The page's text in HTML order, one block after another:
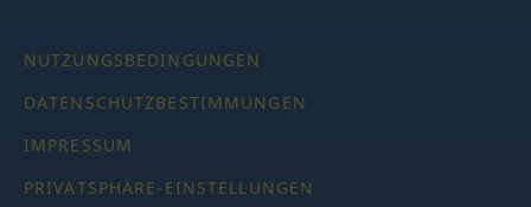
NUTZUNGSBEDINGUNGEN
DATENSCHUTZBESTIMMUNGEN
IMPRESSUM
PRIVATSPHÄRE-EINSTELLUNGEN